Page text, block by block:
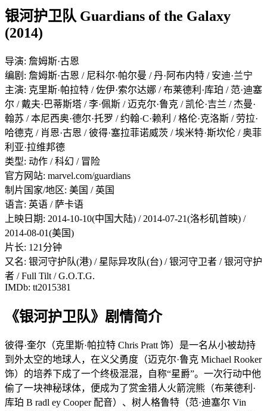
银河护卫队 Guardians of the Galaxy
(2014)
导演: 詹姆斯·古恩
编剧: 詹姆斯·古恩 / 尼科尔·帕尔曼 / 丹·阿布内特 / 安迪·兰宁
主演: 克里斯·帕拉特 / 佐伊·索尔达娜 / 布莱德利·库珀 / 范·迪塞
尔 / 戴夫·巴蒂斯塔 / 李·佩斯 / 迈克尔·鲁克 / 凯伦·吉兰 / 杰曼·
翰苏 / 本尼西奥·德尔·托罗 / 约翰·C·赖利 / 格伦·克洛斯 / 劳拉·
哈德克 / 肖恩·古恩 / 彼得·塞拉菲诺威茨 / 埃米特·斯坎伦 / 奥菲
利亚·拉维邦德
类型: 动作 / 科幻 / 冒险
官方网站: marvel.com/guardians
制片国家/地区: 美国 / 英国
语言: 英语 / 萨卡语
上映日期: 2014-10-10(中国大陆) / 2014-07-21(洛杉矶首映) /
2014-08-01(美国)
片长: 121分钟
又名: 银河守护队(港) / 星际异攻队(台) / 银河守卫者 / 银河守护
者 / Full Tilt / G.O.T.G.
IMDb: tt2015381
《银河护卫队》剧情简介
彼得·奎尔（克里斯·帕拉特 Chris Pratt 饰）是一名从小被劫持
到外太空的地球人，在义父勇度（迈克尔·鲁克 Michael Rooker
饰）的培养下成了一个终极混混，自称“星爵”。一次行动中他
偷了一块神秘球体，便成为了赏金猎人火箭浣熊（布莱德利·
库珀 B radl ey Cooper 配音）、树人格鲁特（范·迪塞尔 Vin